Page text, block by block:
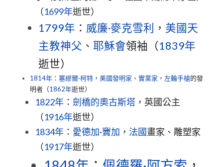
（1699年逝世）
1799年 ： 威廉·麥克雪利 ， 美國天
主教神父 、耶穌會領袖（1839年
逝世）
1814年 ： 塞繆爾·柯特 ， 美國發明家 、 實業家 ， 左輪手槍的發
明者（1862年逝世）
1822年 ： 劍橋的奧古斯塔 ，英國公主
（1916年逝世）
1834年 ： 愛德加·竇加 ， 法國畫家、雕塑家
（1917年逝世）